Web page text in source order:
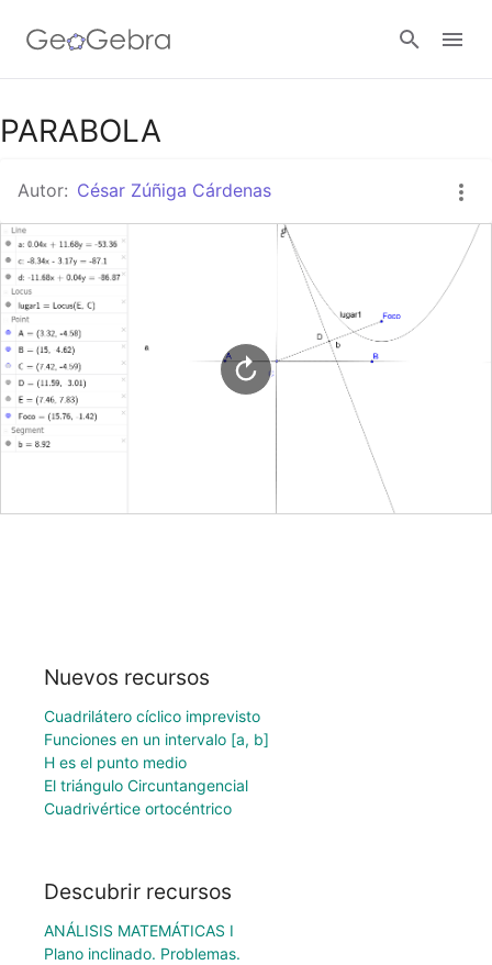
Google Classroom
GeoGebra Classroom
PARABOLA
Autor: César Zúñiga Cárdenas
Nuevos recursos
Cuadrilátero cíclico imprevisto
Funciones en un intervalo [a, b]
H es el punto medio
El triángulo Circuntangencial
Cuadrivértice ortocéntrico
Descubrir recursos
ANÁLISIS MATEMÁTICAS I
Plano inclinado. Problemas.